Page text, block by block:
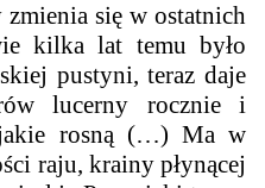
się w ostatnich
kilka lat temu było
pustyni, teraz daje
lucerny rocznie i
jakie rosną (…) Ma w
raju, krainy płynącej